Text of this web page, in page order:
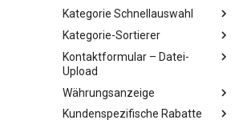
Kategorie Schnellauswahl
Kategorie-Sortierer
Kontaktformular – Datei-
Upload
Währungsanzeige
Kundenspezifische Rabatte